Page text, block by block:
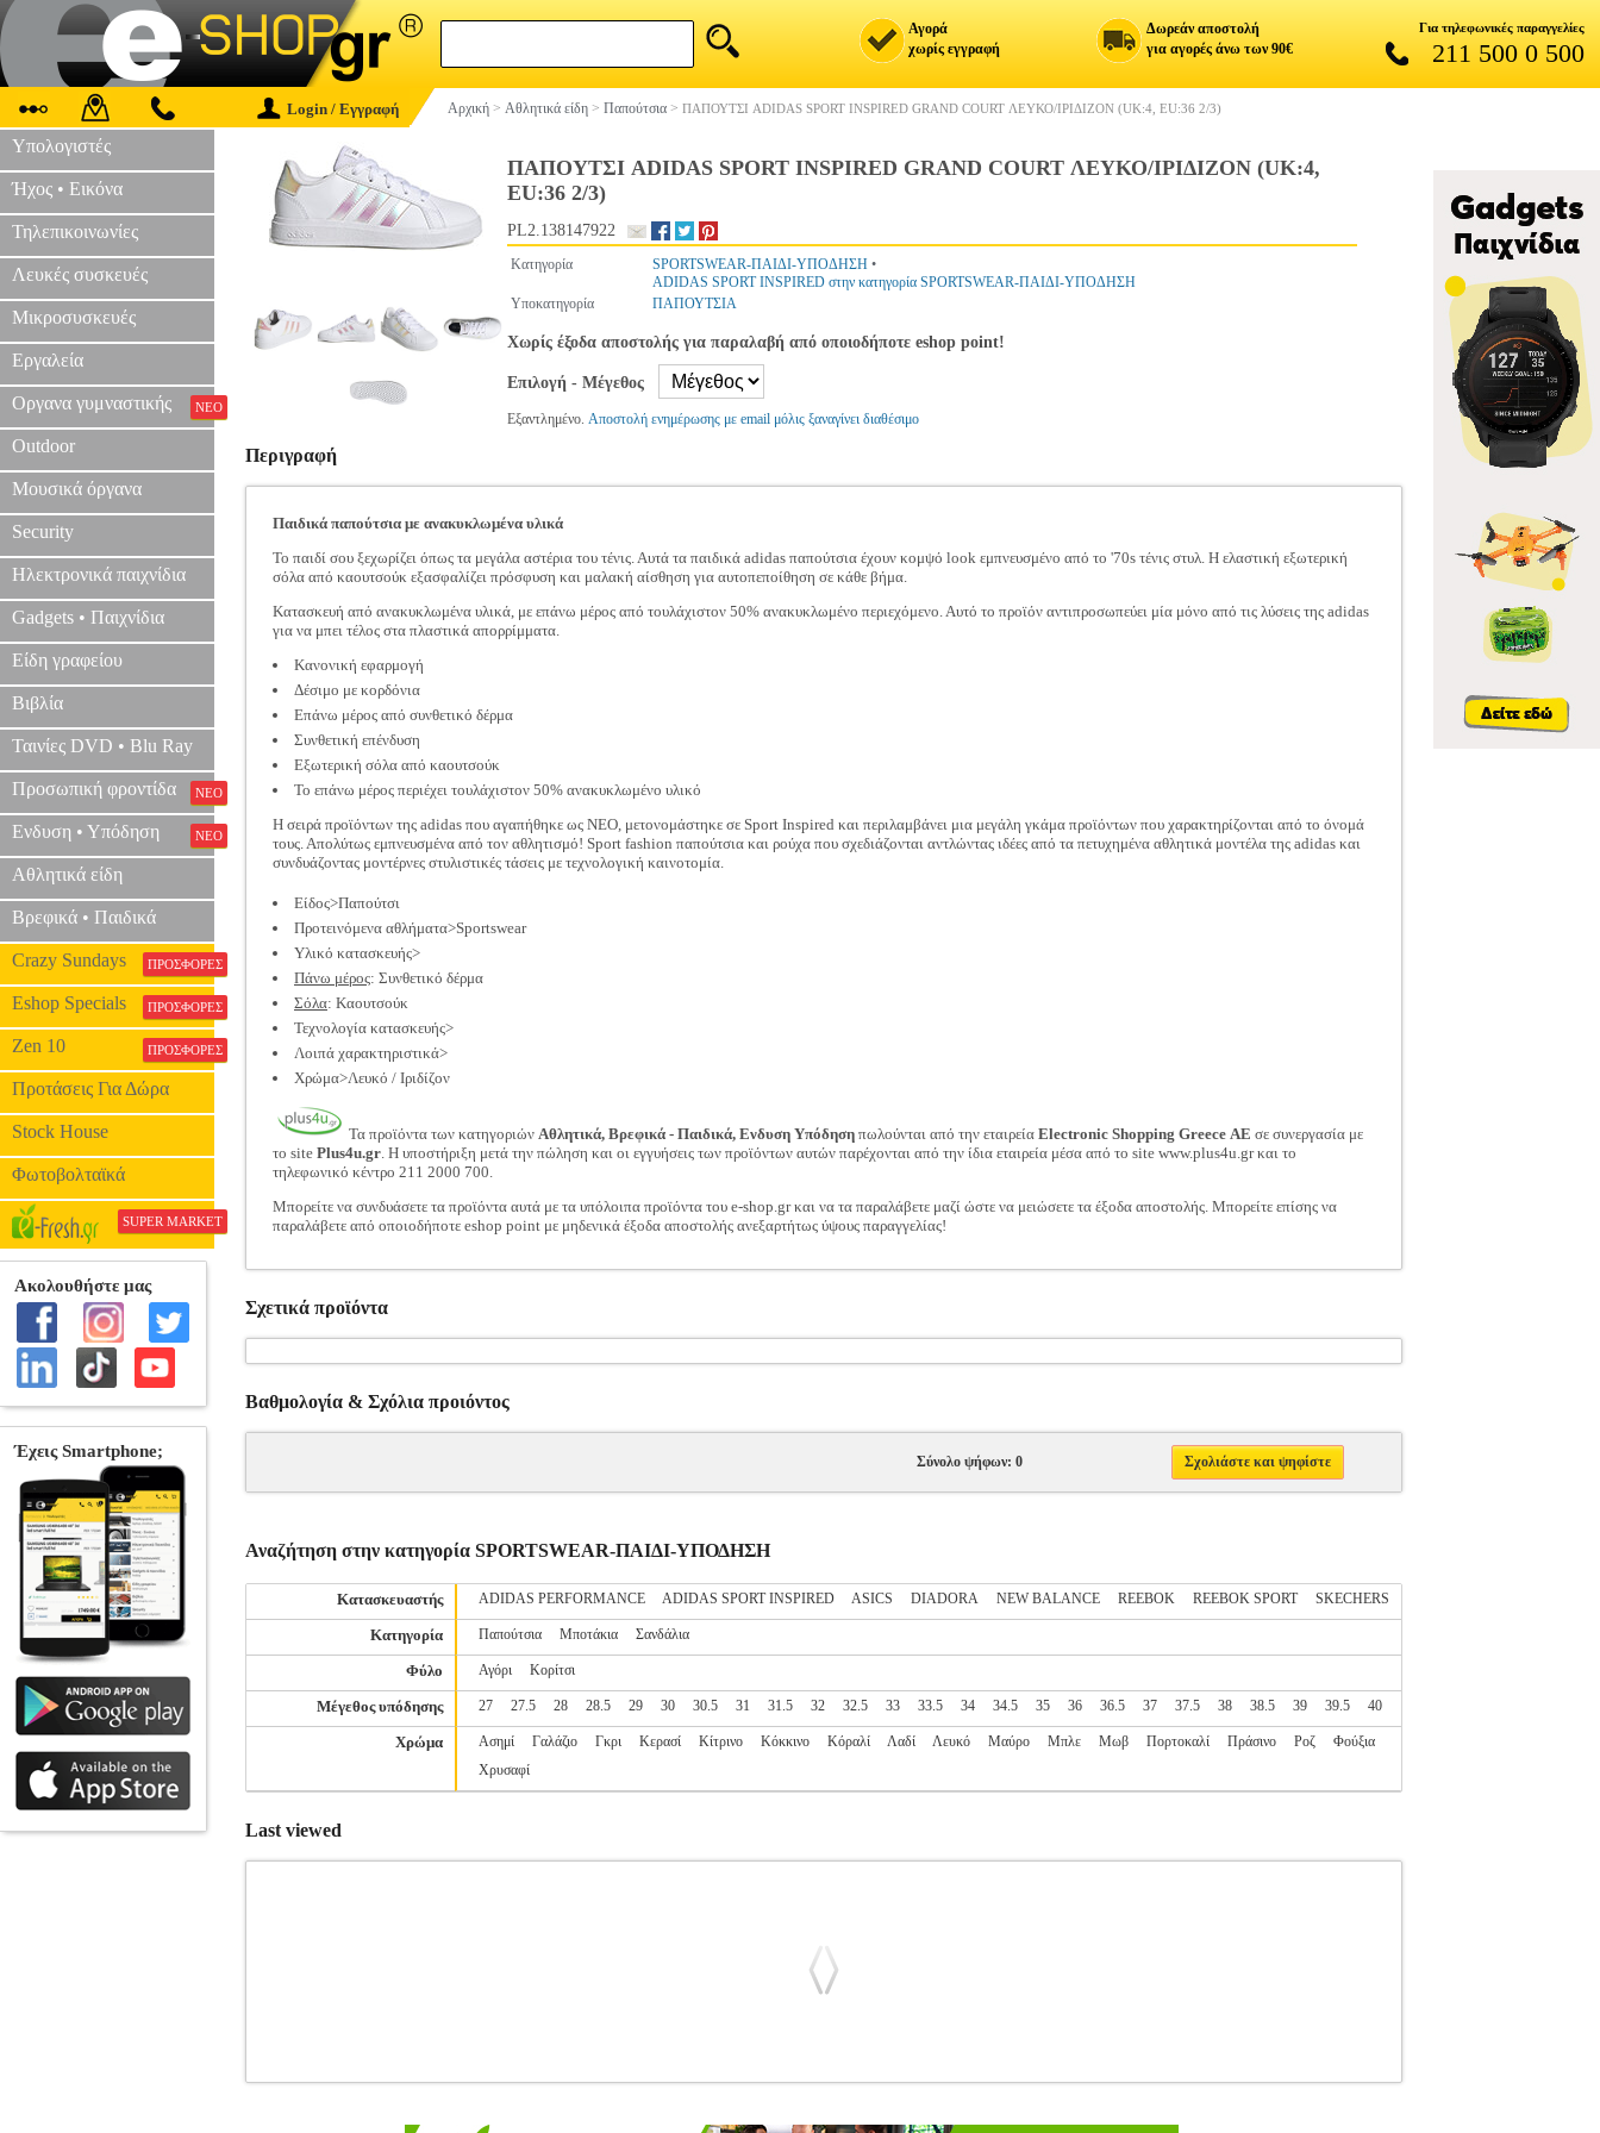
Αγορά
χωρίς εγγραφή
Δωρεάν αποστολή
για αγορές άνω των 90€
Για τηλεφωνικές παραγγελίες
211 500 0 500
Login / Εγγραφή Αρχική > Αθλητικά είδη > Παπούτσια > ΠΑΠΟΥΤΣΙ ADIDAS SPORT INSPIRED GRAND COURT ΛΕΥΚΟ/ΙΡΙΔΙΖΟΝ (UK:4, EU:36 2/3)
Υπολογιστές
Ήχος • Εικόνα
Τηλεπικοινωνίες
Λευκές συσκευές
Μικροσυσκευές
Εργαλεία
Οργανα γυμναστικής ΝΕΟ
Outdoor
Μουσικά όργανα
Security
Ηλεκτρονικά παιχνίδια
Gadgets • Παιχνίδια
Είδη γραφείου
Βιβλία
Ταινίες DVD • Blu Ray
Προσωπική φροντίδα ΝΕΟ
Ενδυση • Υπόδηση ΝΕΟ
Αθλητικά είδη
Βρεφικά • Παιδικά
Crazy Sundays ΠΡΟΣΦΟΡΕΣ
Eshop Specials ΠΡΟΣΦΟΡΕΣ
Zen 10 ΠΡΟΣΦΟΡΕΣ
Προτάσεις Για Δώρα
Stock House
Φωτοβολταϊκά
SUPER MARKET
ΠΑΠΟΥΤΣΙ ADIDAS SPORT INSPIRED GRAND COURT ΛΕΥΚΟ/ΙΡΙΔΙΖΟΝ (UK:4,
EU:36 2/3)
PL2.138147922
Κατηγορία SPORTSWEAR-ΠΑΙΔΙ-ΥΠΟΔΗΣΗ •
ADIDAS SPORT INSPIRED στην κατηγορία SPORTSWEAR-ΠΑΙΔΙ-ΥΠΟΔΗΣΗ
Υποκατηγορία
ΠΑΠΟΥΤΣΙΑ
Χωρίς έξοδα αποστολής για παραλαβή από οποιοδήποτε eshop point!
Επιλογή - Μέγεθος
Εξαντλημένο. Αποστολή ενημέρωσης με email μόλις ξαναγίνει διαθέσιμο
Περιγραφή
Παιδικά παπούτσια με ανακυκλωμένα υλικά
Το παιδί σου ξεχωρίζει όπως τα μεγάλα αστέρια του τένις. Αυτά τα παιδικά adidas παπούτσια έχουν κομψό look εμπνευσμένο από το '70s τένις στυλ. Η ελαστική εξωτερική
σόλα από καουτσούκ εξασφαλίζει πρόσφυση και μαλακή αίσθηση για αυτοπεποίθηση σε κάθε βήμα.
Κατασκευή από ανακυκλωμένα υλικά, με επάνω μέρος από τουλάχιστον 50% ανακυκλωμένο περιεχόμενο. Αυτό το προϊόν αντιπροσωπεύει μία μόνο από τις λύσεις της adidas
για να μπει τέλος στα πλαστικά απορρίμματα.
Κανονική εφαρμογή
Δέσιμο με κορδόνια
Επάνω μέρος από συνθετικό δέρμα
Συνθετική επένδυση
Εξωτερική σόλα από καουτσούκ
Το επάνω μέρος περιέχει τουλάχιστον 50% ανακυκλωμένο υλικό
Η σειρά προϊόντων της adidas που αγαπήθηκε ως NEO, μετονομάστηκε σε Sport Inspired και περιλαμβάνει μια μεγάλη γκάμα προϊόντων που χαρακτηρίζονται από το όνομά
τους. Απολύτως εμπνευσμένα από τον αθλητισμό! Sport fashion παπούτσια και ρούχα που σχεδιάζονται αντλώντας ιδέες από τα πετυχημένα αθλητικά μοντέλα της adidas και
συνδυάζοντας μοντέρνες στυλιστικές τάσεις με τεχνολογική καινοτομία.
Είδος>Παπούτσι
Προτεινόμενα αθλήματα>Sportswear
Υλικό κατασκευής>
Πάνω μέρος: Συνθετικό δέρμα
Σόλα: Καουτσούκ
Τεχνολογία κατασκευής>
Λοιπά χαρακτηριστικά>
Χρώμα>Λευκό / Ιριδίζον
Τα προϊόντα των κατηγοριών Αθλητικά, Βρεφικά - Παιδικά, Ενδυση Υπόδηση πωλούνται από την εταιρεία Electronic Shopping Greece ΑΕ σε συνεργασία με
το site Plus4u.gr. Η υποστήριξη μετά την πώληση και οι εγγυήσεις των προϊόντων αυτών παρέχονται από την ίδια εταιρεία μέσα από το site www.plus4u.gr και το
τηλεφωνικό κέντρο 211 2000 700.
Μπορείτε να συνδυάσετε τα προϊόντα αυτά με τα υπόλοιπα προϊόντα του e-shop.gr και να τα παραλάβετε μαζί ώστε να μειώσετε τα έξοδα αποστολής. Μπορείτε επίσης να
παραλάβετε από οποιοδήποτε eshop point με μηδενικά έξοδα αποστολής ανεξαρτήτως ύψους παραγγελίας!
Σχετικά προϊόντα
Βαθμολογία & Σχόλια προιόντος
Σύνολο ψήφων: 0 Σχολιάστε και ψηφίστε
Αναζήτηση στην κατηγορία SPORTSWEAR-ΠΑΙΔΙ-ΥΠΟΔΗΣΗ
Κατασκευαστής ADIDAS PERFORMANCE ADIDAS SPORT INSPIRED ASICS DIADORA NEW BALANCE REEBOK REEBOK SPORT SKECHERS
Κατηγορία Παπούτσια Μποτάκια Σανδάλια
Φύλο Αγόρι Κορίτσι
Μέγεθος υπόδησης 27 27.5 28 28.5 29 30 30.5 31 31.5 32 32.5 33 33.5 34 34.5 35 36 36.5 37 37.5 38 38.5 39 39.5 40
Χρώμα Ασημί Γαλάζιο Γκρι Κερασί Κίτρινο Κόκκινο Κόραλί Λαδί Λευκό Μαύρο Μπλε Μωβ Πορτοκαλί Πράσινο Ροζ
Φούξια
Χρυσαφί
Last viewed